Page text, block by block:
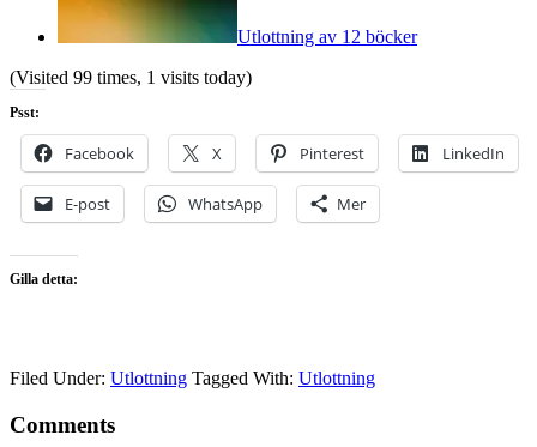
Utlottning av 12 böcker
(Visited 99 times, 1 visits today)
Psst:
Facebook X Pinterest LinkedIn
E-post WhatsApp Mer
Gilla detta:
Filed Under: Utlottning Tagged With: Utlottning
Comments